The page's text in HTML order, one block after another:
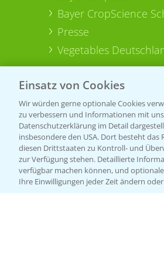
Bayer CropScience
Presse
Vegetables
Einsatz von Cookies
Wir würden gerne optionale Cookies
zu verbessern und Informationen mit
Datenschutzerklärung im Detail
insbesondere den USA. Dort besteht
diesen Drittstaaten zu Kontroll- und
zur Verfügung stehen. Detaillierte
verfügbar machen können, und
Ihre Einwilligungen jeder Zeit ändern